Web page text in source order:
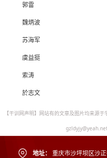
郭雷
魏炳波
苏海军
虞益挺
索涛
於志文
【干训网声明】网站有的文章及图片均来源
gzldyjy@yeah.net
地址： 重庆市沙坪坝区沙